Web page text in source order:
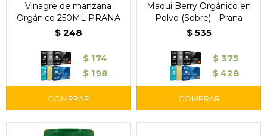
Vinagre de manzana
Orgánico 250ML PRANA
$ 248
$ 174
$ 198
Maqui Berry Orgánico en
Polvo (Sobre) - Prana
$ 535
$ 375
$ 428